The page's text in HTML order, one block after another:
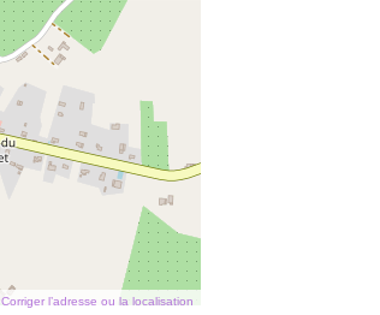
Corriger l’adresse ou la localisation